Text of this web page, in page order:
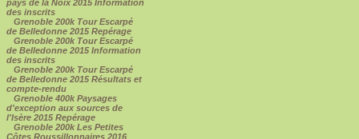
pays de la Noix 2015 Information
des inscrits
Grenoble 200k Tour Escarpé
de Belledonne 2015 Repérage
Grenoble 200k Tour Escarpé
de Belledonne 2015 Information
des inscrits
Grenoble 200k Tour Escarpé
de Belledonne 2015 Résultats et
compte-rendu
Grenoble 400k Paysages
d'exception aux sources de
l'Isère 2015 Repérage
Grenoble 200k Les Petites
Côtes Roussillonnaires 2016